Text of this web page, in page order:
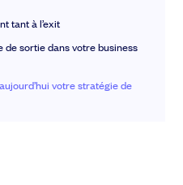
tant à l’exit
sortie dans votre business
votre stratégie de